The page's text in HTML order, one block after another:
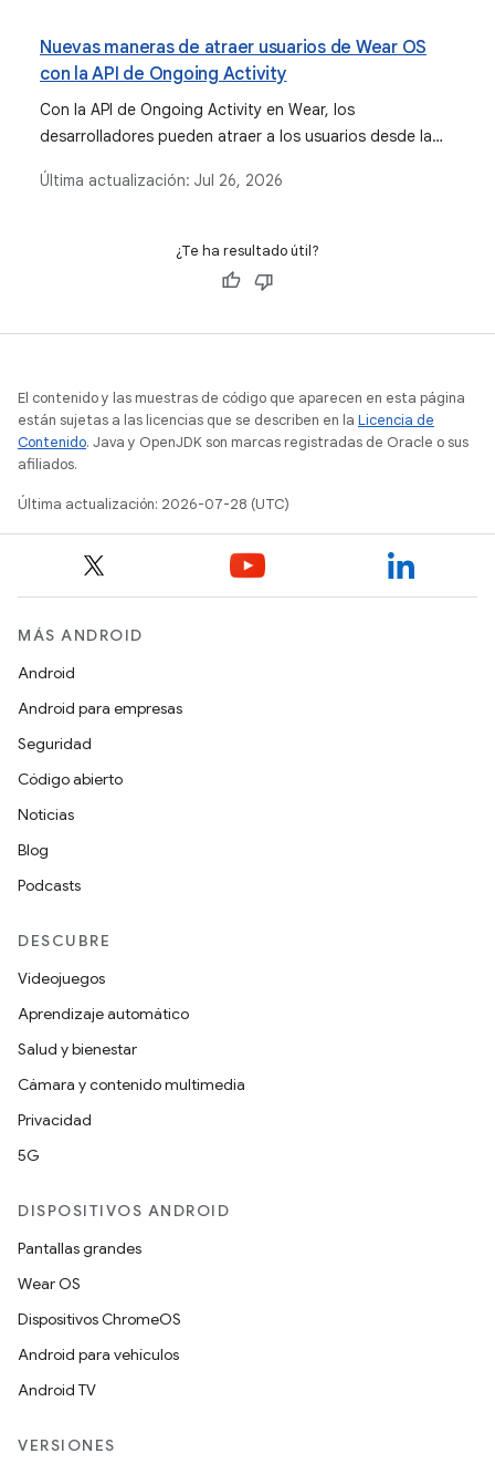
Nuevas maneras de atraer usuarios de Wear OS
con la API de Ongoing Activity
Con la API de Ongoing Activity en Wear, los
desarrolladores pueden atraer a los usuarios desde la
cantidad mínima de código, y permitir que esos usuarios
con solo presionar una vez.
Última actualización: Jul 26, 2026
¿Te ha resultado útil?
El contenido y las muestras de código que aparecen en esta página
están sujetas a las licencias que se describen en la Licencia de
Contenido. Java y OpenJDK son marcas registradas de Oracle o sus
afiliados.
Última actualización: 2026-07-28 (UTC)
MÁS ANDROID
Android
Android para empresas
Seguridad
Código abierto
Noticias
Blog
Podcasts
DESCUBRE
Videojuegos
Aprendizaje automático
Salud y bienestar
Cámara y contenido multimedia
Privacidad
5G
DISPOSITIVOS ANDROID
Pantallas grandes
Wear OS
Dispositivos ChromeOS
Android para vehículos
Android TV
VERSIONES